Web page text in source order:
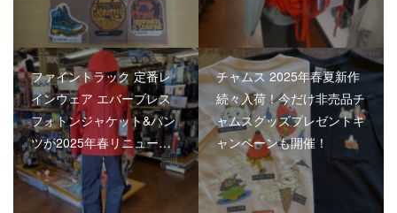
ファイントラック 定番レ
インウェア エバーブレス
フォトンジャケット&パン
ツが2025年春リニュー…
チャムス 2025年春夏新作
続々入荷！今だけ非売品チ
ャムスグッズプレゼントキ
ャンペーンも開催！